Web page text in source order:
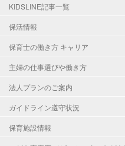
KIDSLINE記事一覧
保活情報
保育士の働き方 キャリア
主婦の仕事選びや働き方
法人プランのご案内
ガイドライン遵守状況
保育施設情報